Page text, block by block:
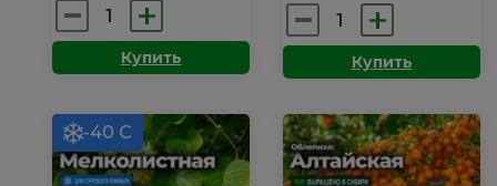
Количество
товара
Абрикос:Купить
Количество
товара
Вишня
Омская
ночка
Купить
-40 С